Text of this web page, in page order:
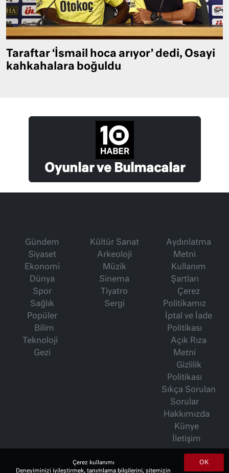
Taraftar ‘İsmail hoca arıyor’ dedi, Osayi
kahkahalara boğuldu
Oyunlar ve Bulmacalar
Gündem
Siyaset
Ekonomi
Dünya
Spor
Sağlık
Popüler
Bilim
Teknoloji
Gezi
Kültür Sanat
Arkeoloji
Müzik
Sinema
Tiyatro
Sergi
Aydınlatma
Metni
Kullanım
Şartları
Çerez
Politikamız
İptal ve İade
Politikası
Açık Rıza
Metni
Gizlilik
Politikası
Sıkça Sorulan
Sorular
Hakkımızda
Künye
İletişim
OK
Çerez kullanımı
Deneyiminizi iyileştirmek, tanımlama bilgilerini, sitemizin